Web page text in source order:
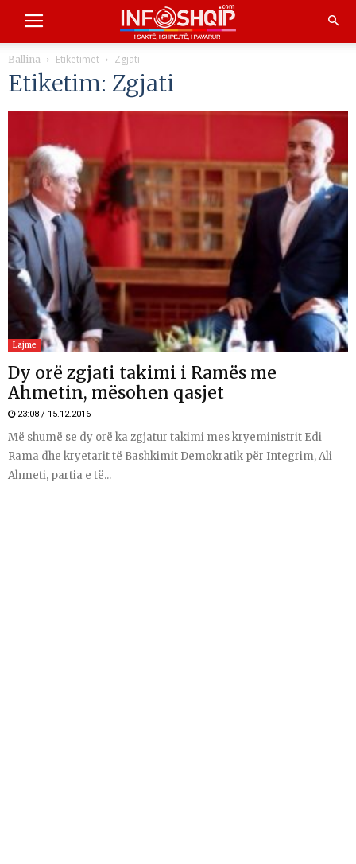
Ballina Etiketimet Zgjati
Etiketim: Zgjati
Lajme
Dy orë zgjati takimi i Ramës me
Ahmetin, mësohen qasjet
23:08 / 15.12.2016
Më shumë se dy orë ka zgjatur takimi mes kryeministrit Edi
Rama dhe kryetarit të Bashkimit Demokratik për Integrim, Ali
Ahmeti, partia e të...